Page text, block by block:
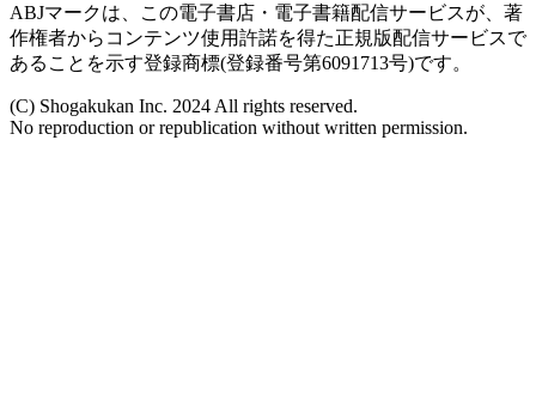
ABJマークは、この電子書店・電子書籍配信サービスが、著
作権者からコンテンツ使用許諾を得た正規版配信サービスで
あることを示す登録商標(登録番号第6091713号)です。
(C) Shogakukan Inc. 2024 All rights reserved.
No reproduction or republication without written permission.